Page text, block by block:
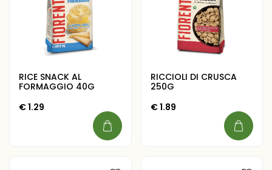
RICE SNACK AL
FORMAGGIO 40G
€1.29
RICCIOLI DI CRUSCA
250G
€1.89